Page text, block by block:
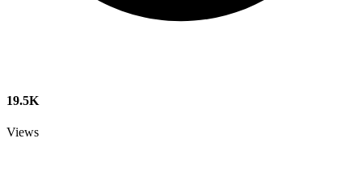
19.5K
Views